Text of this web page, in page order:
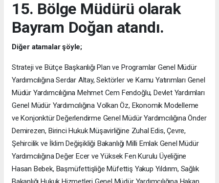
15. Bölge Müdürü olarak
Bayram Doğan atandı.
Diğer atamalar şöyle;
Strateji ve Bütçe Başkanlığı Plan ve Programlar Genel Müdür
Yardımcılığına Serdar Altay, Sektörler ve Kamu Yatırımları Genel
Müdür Yardımcılığına Mehmet Cem Fendoğlu, Devlet Yardımları
Genel Müdür Yardımcılığına Volkan Öz, Ekonomik Modelleme
ve Konjonktür Değerlendirme Genel Müdür Yardımcılığına Önder
Demirezen, Birinci Hukuk Müşavirliğine Zuhal Edis, Çevre,
Şehircilik ve İklim Değişikliği Bakanlığı Milli Emlak Genel Müdür
Yardımcılığına Değer Ecer ve Yüksek Fen Kurulu Üyeliğine
Hasan Bebek, Başmüfettişliğe Müfettiş Yakup Yıldırım, Sağlık